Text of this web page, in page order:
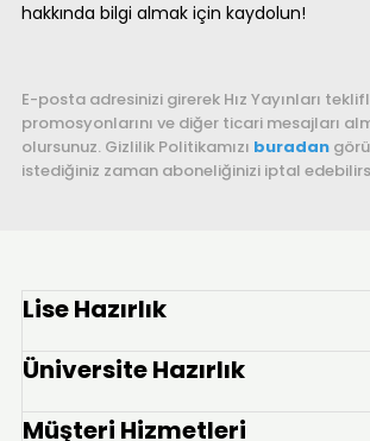
hakkında bilgi almak için kaydolun!
E-posta adresinizi girerek Hız Yayınları
promosyonlarını ve diğer ticari mesajları
olursunuz. Gizlilik Politikamızı buradan
istediğiniz zaman aboneliğinizi iptal
Lise Hazırlık
Üniversite Hazırlık
Müşteri Hizmetleri